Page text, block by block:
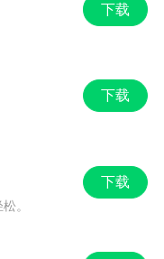
的通关必备宝典！
题库含解析，通关
下载
下载
下载
。